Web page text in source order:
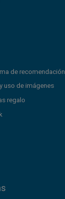
de recomendación
uso de imágenes
regalo